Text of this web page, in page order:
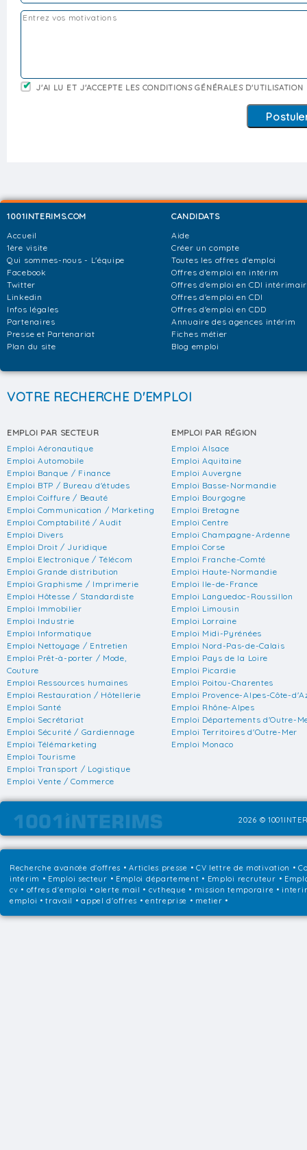
J'AI LU ET J'ACCEPTE LES CONDITIONS GÉNÉRALES D'UTILISATION
1001INTERIMS.COM
Accueil
1ère visite
Qui sommes-nous - L'équipe
Facebook
Twitter
Linkedin
Infos légales
Partenaires
Presse et Partenariat
Plan du site
CANDIDATS
Aide
Créer un compte
Toutes les offres d'emploi
Offres d'emploi en intérim
Offres d'emploi en CDI
Offres d'emploi en CDI
Offres d'emploi en CDD
Annuaire des agences intérim
Fiches métier
Blog emploi
VOTRE RECHERCHE D'EMPLOI
EMPLOI PAR SECTEUR
Emploi Aéronautique
Emploi Automobile
Emploi Banque / Finance
Emploi BTP / Bureau d'études
Emploi Coiffure / Beauté
Emploi Communication / Marketing
Emploi Comptabilité / Audit
Emploi Divers
Emploi Droit / Juridique
Emploi Electronique / Télécom
Emploi Grande distribution
Emploi Graphisme / Imprimerie
Emploi Hôtesse / Standardiste
Emploi Immobilier
Emploi Industrie
Emploi Informatique
Emploi Nettoyage / Entretien
Emploi Prêt-à-porter / Mode,
Couture
Emploi Ressources humaines
Emploi Restauration / Hôtellerie
Emploi Santé
Emploi Secrétariat
Emploi Sécurité / Gardiennage
Emploi Télémarketing
Emploi Tourisme
Emploi Transport / Logistique
Emploi Vente / Commerce
EMPLOI PAR RÉGION
Emploi Alsace
Emploi Aquitaine
Emploi Auvergne
Emploi Basse-Normandie
Emploi Bourgogne
Emploi Bretagne
Emploi Centre
Emploi Champagne-Ardenne
Emploi Corse
Emploi Franche-Comté
Emploi Haute-Normandie
Emploi Ile-de-France
Emploi Languedoc-Roussillon
Emploi Limousin
Emploi Lorraine
Emploi Midi-Pyrénées
Emploi Nord-Pas-de-Calais
Emploi Pays de la Loire
Emploi Picardie
Emploi Poitou-Charentes
Emploi Provence-Alpes-Côte-
Emploi Rhône-Alpes
Emploi Départements d'Outre-
Emploi Territoires d'Outre-Mer
Emploi Monaco
2026 ©
Recherche avancée d'offres •Articles presse • CV lettre de motivation •
intérim • Emploi secteur • Emploi département • Emploi recruteur •
cv • offres d'emploi • alerte mail • cvtheque • mission temporaire •
emploi • travail • appel d'offres • entreprise • metier •